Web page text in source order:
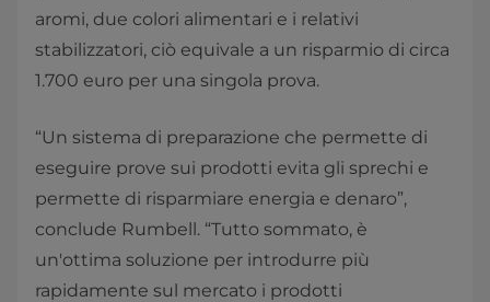
aromi, due colori alimentari e i relativi
stabilizzatori, ciò equivale a un risparmio di circa
1.700 euro per una singola prova.
“Un sistema di preparazione che permette di
eseguire prove sui prodotti evita gli sprechi e
permette di risparmiare energia e denaro”,
conclude Rumbell. “Tutto sommato, è
un'ottima soluzione per introdurre più
rapidamente sul mercato i prodotti